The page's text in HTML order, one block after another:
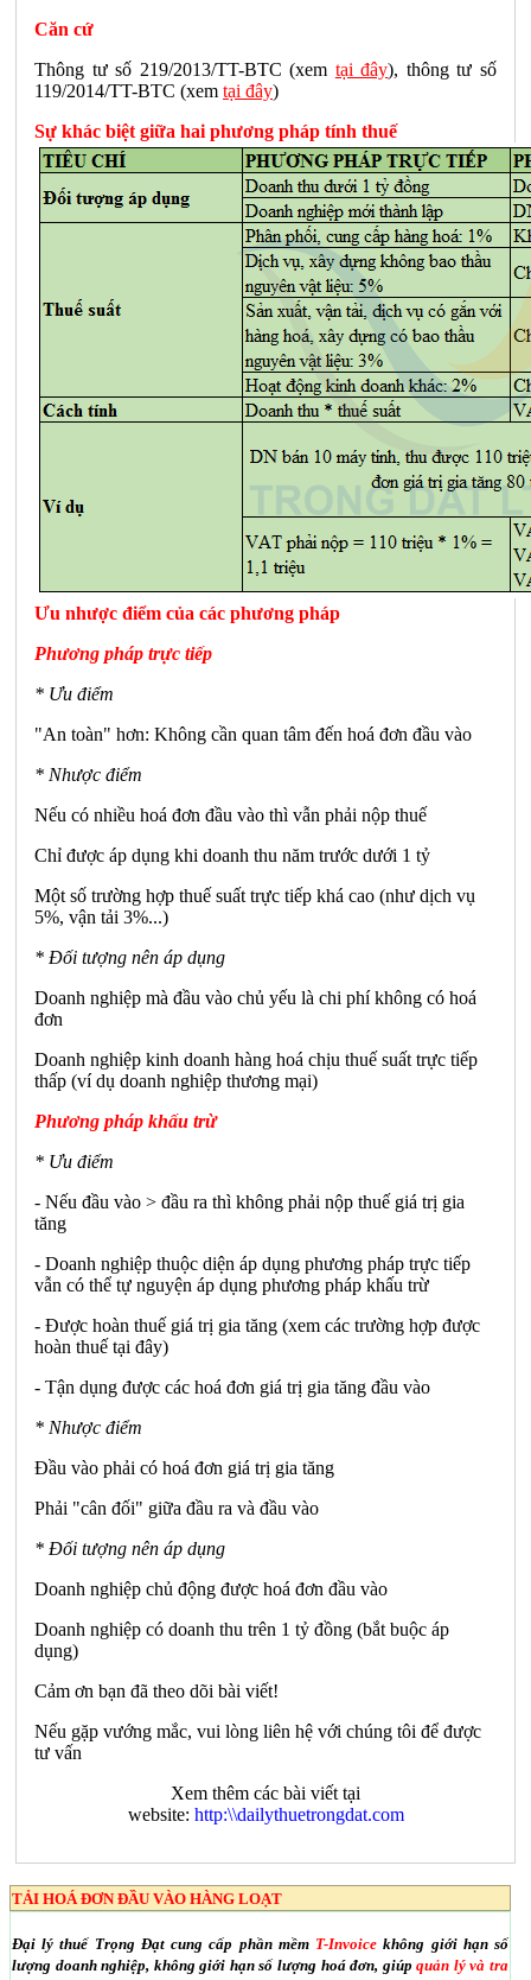
Căn cứ
Thông tư số 219/2013/TT-BTC (xem tại đây), thông tư số
119/2014/TT-BTC (xem tại đây)
Sự khác biệt giữa hai phương pháp tính thuế
Ưu nhược điểm của các phương pháp
Phương pháp trực tiếp
* Ưu điểm
"An toàn" hơn: Không cần quan tâm đến hoá đơn đầu vào
* Nhược điểm
Nếu có nhiều hoá đơn đầu vào thì vẫn phải nộp thuế
Chỉ được áp dụng khi doanh thu năm trước dưới 1 tỷ
Một số trường hợp thuế suất trực tiếp khá cao (như dịch vụ
5%, vận tải 3%...)
* Đối tượng nên áp dụng
Doanh nghiệp mà đầu vào chủ yếu là chi phí không có hoá
đơn
Doanh nghiệp kinh doanh hàng hoá chịu thuế suất trực tiếp
thấp (ví dụ doanh nghiệp thương mại)
Phương pháp khấu trừ
* Ưu điểm
- Nếu đầu vào > đầu ra thì không phải nộp thuế giá trị gia
tăng
- Doanh nghiệp thuộc diện áp dụng phương pháp trực tiếp
vẫn có thể tự nguyện áp dụng phương pháp khấu trừ
- Được hoàn thuế giá trị gia tăng (xem các trường hợp được
hoàn thuế tại đây)
- Tận dụng được các hoá đơn giá trị gia tăng đầu vào
* Nhược điểm
Đầu vào phải có hoá đơn giá trị gia tăng
Phải "cân đối" giữa đầu ra và đầu vào
* Đối tượng nên áp dụng
Doanh nghiệp chủ động được hoá đơn đầu vào
Doanh nghiệp có doanh thu trên 1 tỷ đồng (bắt buộc áp
dụng)
Cảm ơn bạn đã theo dõi bài viết!
Nếu gặp vướng mắc, vui lòng liên hệ với chúng tôi để được
tư vấn
Xem thêm các bài viết tại
website: http:\\dailythuetrongdat.com
TẢI HOÁ ĐƠN ĐẦU VÀO HÀNG LOẠT
Đại lý thuế Trọng Đạt cung cấp phần mềm T-Invoice không giới hạn số
lượng doanh nghiệp, không giới hạn số lượng hoá đơn, giúpquản lý và tra